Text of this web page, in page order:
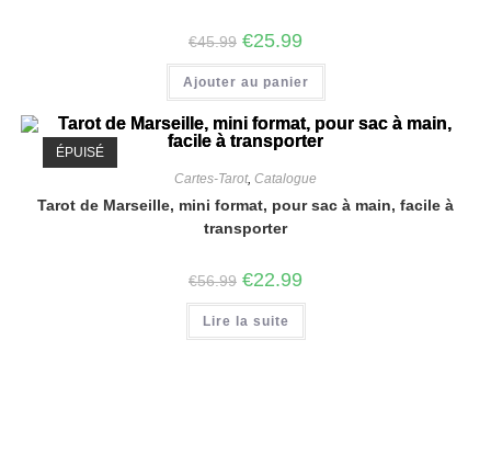
€45.99 €25.99
Ajouter au panier
ÉPUISÉ
Cartes-Tarot, Catalogue
Tarot de Marseille, mini format, pour sac à main, facile à
transporter
€56.99 €22.99
Lire la suite